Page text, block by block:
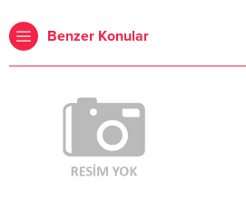
Benzer Konular